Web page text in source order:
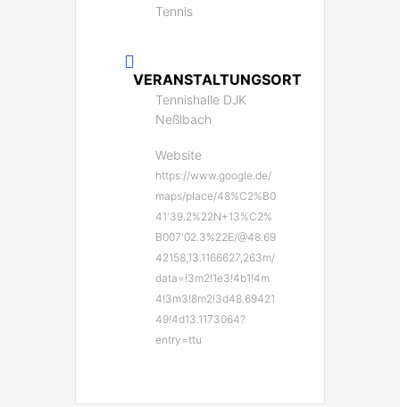
Tennis
VERANSTALTUNGSORT
Tennishalle DJK
Neßlbach
Website
https://www.google.de/
maps/place/48%C2%B0
41'39.2%22N+13%C2%
B007'02.3%22E/@48.69
42158,13.1166627,263m/
data=!3m2!1e3!4b1!4m
4!3m3!8m2!3d48.69421
49!4d13.1173064?
entry=ttu